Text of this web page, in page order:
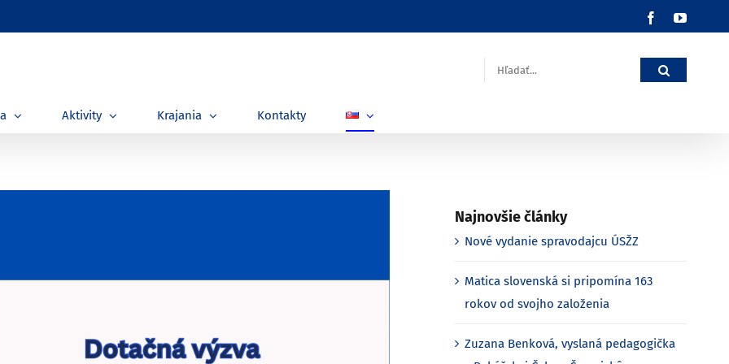
Facebook
Hľadať:
Aktivity Krajania Kontakty
Najnovšie články
Nové vydanie spravodajcu ÚSŽZ
Matica slovenská si pripomína 163
rokov od svojho založenia
Zuzana Benková, vyslaná pedagogička